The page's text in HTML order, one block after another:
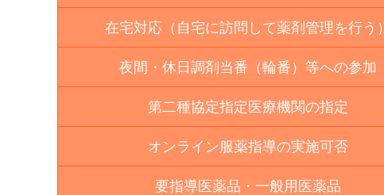
在宅対応（自宅に訪問して薬剤管理を行う）
夜間・休日調剤当番（輪番）等への参加
第二種協定指定医療機関の指定
オンライン服薬指導の実施可否
要指導医薬品・一般用医薬品